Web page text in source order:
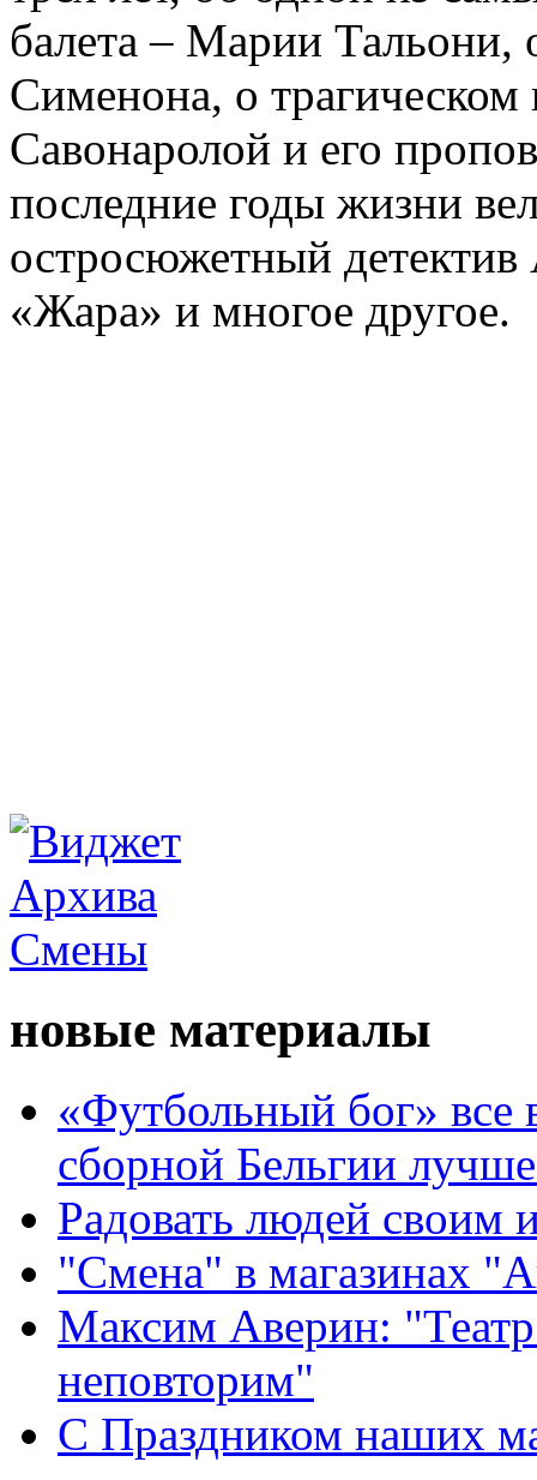
балета – Марии
Сименона, о трагическом
Савонаролой и его
последние годы жизни
остросюжетный детектив
«Жара» и многое другое.
новые материалы
«Футбольный бог» все
сборной Бельгии
Радовать людей своим
"Смена" в магазинах
Максим Аверин:
неповторим"
С Праздником наших